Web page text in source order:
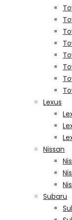
Lexus
Nissan
Subaru